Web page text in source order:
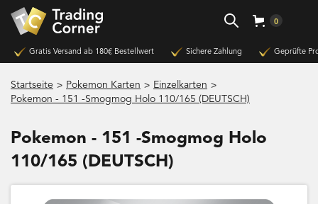
0
Gratis Versand ab 180€ Bestellwert Sichere Zahlung Geprüfte
Startseite > Pokemon Karten > Einzelkarten >
Pokemon - 151 -Smogmog Holo 110/165 (DEUTSCH)
Pokemon - 151 -Smogmog Holo
110/165 (DEUTSCH)